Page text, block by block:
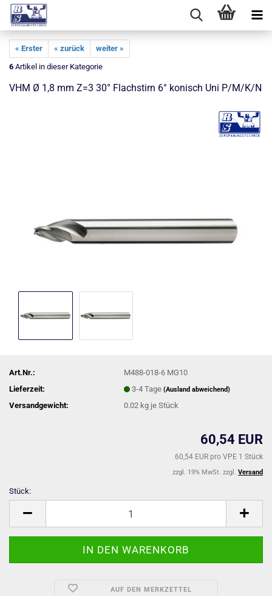
« Erster « zurück
weiter »
6 Artikel in dieser Kategorie
VHM Ø 1,8 mm Z=3 30° Flachstirn 6° konisch Uni P/M/K/N
Art.Nr.:
M488-018-6 MG10
Lieferzeit:
3-4 Tage(Ausland abweichend)
Versandgewicht: 0.02 kg je Stück
60,54 EUR
60,54 EUR pro VPE 1 Stück
zzgl. 19% MwSt. zzgl. Versand
Stück:
AUF DEN MERKZETTEL